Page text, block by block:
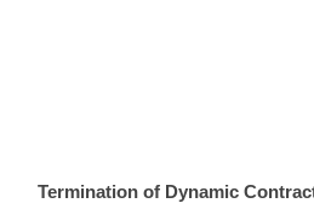
Termination of Dynamic